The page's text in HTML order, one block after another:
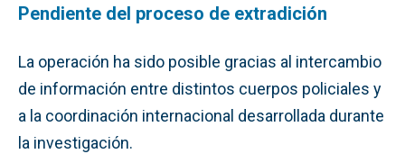
Pendiente del proceso de extradición
La operación ha sido posible gracias al intercambio
de información entre distintos cuerpos policiales y
a la coordinación internacional desarrollada durante
la investigación.